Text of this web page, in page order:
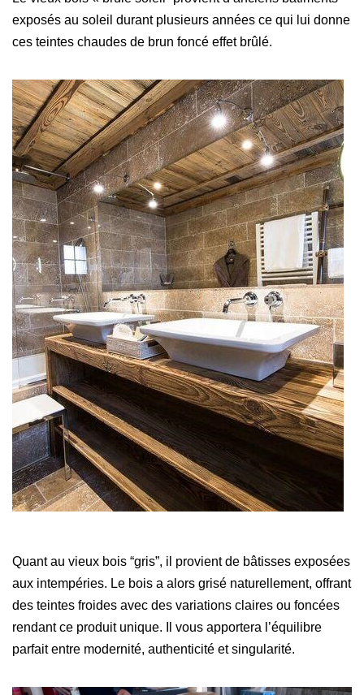
exposés au soleil durant plusieurs années ce qui lui donne
ces teintes chaudes de brun foncé effet brûlé.
Quant au vieux bois “gris”, il provient de bâtisses exposées
aux intempéries. Le bois a alors grisé naturellement, offrant
des teintes froides avec des variations claires ou foncées
rendant ce produit unique. Il vous apportera l’équilibre
parfait entre modernité, authenticité et singularité.